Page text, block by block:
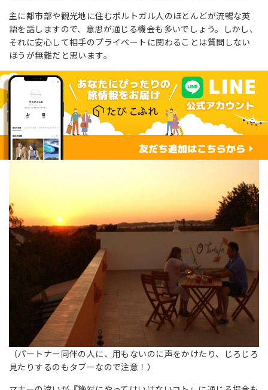
主に都市部や観光地に住むポルトガル人のほとんどが流暢な英
語を話しますので、意思が通じる機会も多いでしょう。しかし、
それに安心して相手のプライベートに関わることは質問しない
ほうが無難だと思います。
（パートナー同伴の人に、用もないのに声をかけたり、じろじろ
見たりするのもタブーなので注意！）